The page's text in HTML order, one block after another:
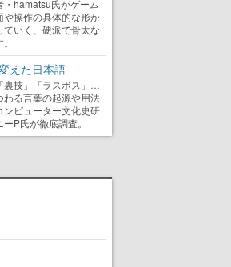
・hamatsu氏がゲーム
や操作の具体的な形か
ていく、硬派で骨太な
えた日本語
裏技」「ラスボス」…
わる言葉の起源や用法
ンピューター文化史研
P氏が徹底調査。